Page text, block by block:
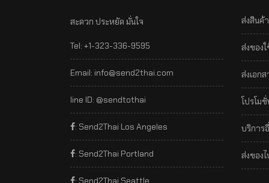
สะดวก ประหยัด มั่นใจ
Tel: +1-323-336-9595
Email: info@send2thai.com
line ID: @sendtothai
: Send2Thai Los Angeles
: Send2Thai Portland
: Send2Thai Seattle
ส่งสินค้
ส่งของ
ส่งเอกส
โปรโม
บริการ
ส่งของ